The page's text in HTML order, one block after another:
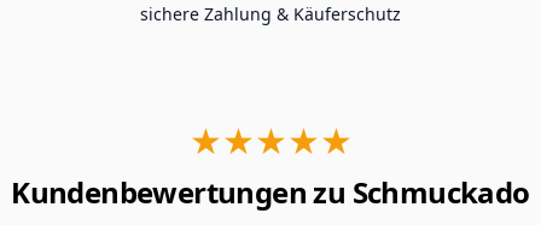
sichere Zahlung & Käuferschutz
★★★★★
Kundenbewertungen zu Schmuckado